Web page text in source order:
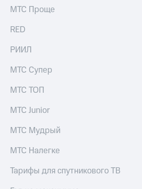
МТС Проще
RED
РИИЛ
МТС Супер
МТС ТОП
МТС Junior
МТС Мудрый
МТС Налегке
Тарифы для спутникового ТВ